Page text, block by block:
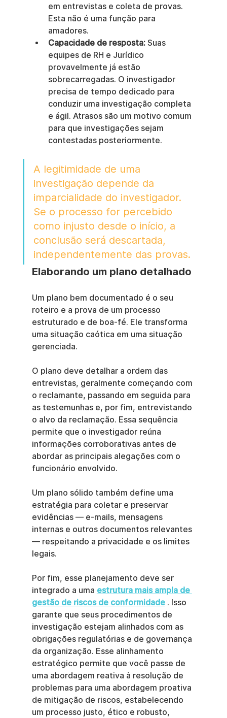
em entrevistas e coleta de provas.
Esta não é uma função para
amadores.
Capacidade de resposta: Suas
equipes de RH e Jurídico
provavelmente já estão
sobrecarregadas. O investigador
precisa de tempo dedicado para
conduzir uma investigação completa
e ágil. Atrasos são um motivo comum
para que investigações sejam
contestadas posteriormente.
A legitimidade de uma
investigação depende da
imparcialidade do investigador.
Se o processo for percebido
como injusto desde o início, a
conclusão será descartada,
independentemente das provas.
Elaborando um plano detalhado
Um plano bem documentado é o seu
roteiro e a prova de um processo
estruturado e de boa-fé. Ele transforma
uma situação caótica em uma situação
gerenciada.
O plano deve detalhar a ordem das
entrevistas, geralmente começando com
o reclamante, passando em seguida para
as testemunhas e, por fim, entrevistando
o alvo da reclamação. Essa sequência
permite que o investigador reúna
informações corroborativas antes de
abordar as principais alegações com o
funcionário envolvido.
Um plano sólido também define uma
estratégia para coletar e preservar
evidências — e-mails, mensagens
internas e outros documentos relevantes
— respeitando a privacidade e os limites
legais.
Por fim, esse planejamento deve ser
integrado a uma estrutura mais ampla de
gestão de riscos de conformidade . Isso
garante que seus procedimentos de
investigação estejam alinhados com as
obrigações regulatórias e de governança
da organização. Esse alinhamento
estratégico permite que você passe de
uma abordagem reativa à resolução de
problemas para uma abordagem proativa
de mitigação de riscos, estabelecendo
um processo justo, ético e robusto,